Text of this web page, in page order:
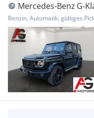
Mercedes-Benz G-
//Brabus
Benzin, Automatik, gültiges